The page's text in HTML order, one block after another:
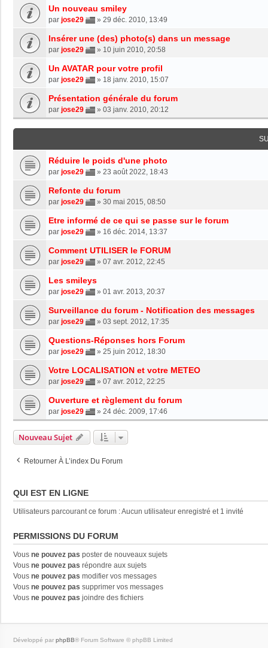
Un nouveau smiley
par jose29 » 29 déc. 2010, 13:49
Insérer une (des) photo(s) dans un message
par jose29 » 10 juin 2010, 20:58
Un AVATAR pour votre profil
par jose29 » 18 janv. 2010, 15:07
Présentation générale du forum
par jose29 » 03 janv. 2010, 20:12
Réduire le poids d'une photo
par jose29 » 23 août 2022, 18:43
Refonte du forum
par jose29 » 30 mai 2015, 08:50
Etre informé de ce qui se passe sur le forum
par jose29 » 16 déc. 2014, 13:37
Comment UTILISER le FORUM
par jose29 » 07 avr. 2012, 22:45
Les smileys
par jose29 » 01 avr. 2013, 20:37
Surveillance du forum - Notification des messages
par jose29 » 03 sept. 2012, 17:35
Questions-Réponses hors Forum
par jose29 » 25 juin 2012, 18:30
Votre LOCALISATION et votre METEO
par jose29 » 07 avr. 2012, 22:25
Ouverture et règlement du forum
par jose29 » 24 déc. 2009, 17:46
Nouveau Sujet
Retourner À L’index Du Forum
QUI EST EN LIGNE
Utilisateurs parcourant ce forum : Aucun utilisateur enregistré et 1 invité
PERMISSIONS DU FORUM
Vous ne pouvez pas poster de nouveaux sujets
Vous ne pouvez pas répondre aux sujets
Vous ne pouvez pas modifier vos messages
Vous ne pouvez pas supprimer vos messages
Vous ne pouvez pas joindre des fichiers
Développé par phpBB® Forum Software © phpBB Limited